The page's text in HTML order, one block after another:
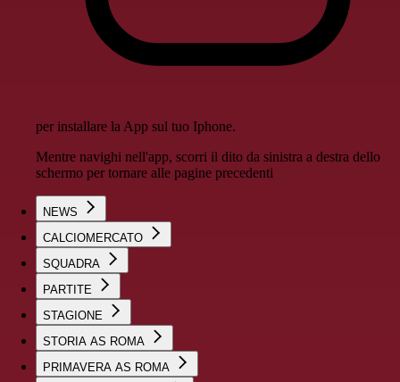
per installare la App sul tuo Iphone.
Mentre navighi nell'app, scorri il dito da sinistra a destra dello
schermo per tornare alle pagine precedenti
NEWS
CALCIOMERCATO
SQUADRA
PARTITE
STAGIONE
STORIA AS ROMA
PRIMAVERA AS ROMA